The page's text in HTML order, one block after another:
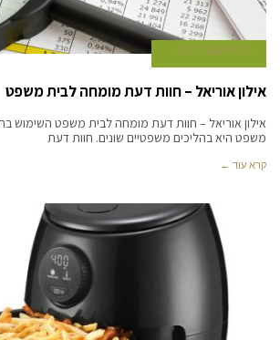
10 באוקטובר 2021
אילון אוריאל – חוות דעת מומחה לבית משפט
אילון אוריאל – חוות דעת מומחה לבית משפט השימוש
משפט היא בהליכים משפטיים שונים. חוות דעת
קרא עוד ←